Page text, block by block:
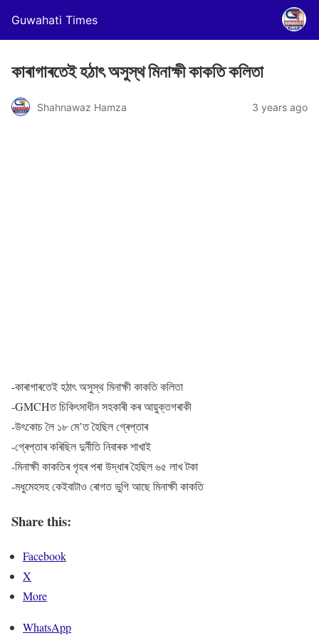
Guwahati Times
কাৰাগাৰতেই হঠাৎ অসুস্থ মিনাক্ষী কাকতি কলিতা
Shahnawaz Hamza 3 years ago
-কাৰাগাৰতেই হঠাৎ অসুস্থ মিনাক্ষী কাকতি কলিতা
-GMCHত চিকিৎসাধীন সহকাৰী কৰ আয়ুক্তগৰাকী
-উৎকোচ লৈ ১৮ মে’ত হৈছিল গ্ৰেপ্তাৰ
-গ্ৰেপ্তাৰ কৰিছিল দুৰ্নীতি নিবাৰক শাখাই
-মিনাক্ষী কাকতিৰ গৃহৰ পৰা উদ্ধাৰ হৈছিল ৬৫ লাখ টকা
-মধুমেহসহ কেইবাটাও ৰোগত ভুগি আছে মিনাক্ষী কাকতি
Share this:
Facebook
X
More
WhatsApp